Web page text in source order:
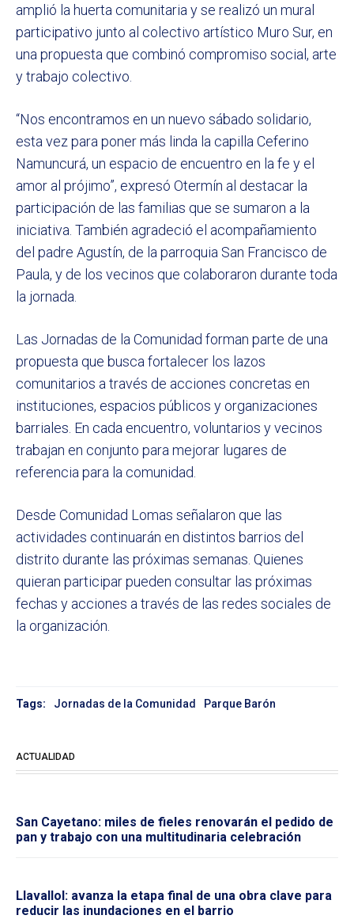
amplió la huerta comunitaria y se realizó un mural
participativo junto al colectivo artístico Muro Sur, en
una propuesta que combinó compromiso social, arte
y trabajo colectivo.
“Nos encontramos en un nuevo sábado solidario,
esta vez para poner más linda la capilla Ceferino
Namuncurá, un espacio de encuentro en la fe y el
amor al prójimo”, expresó Otermín al destacar la
participación de las familias que se sumaron a la
iniciativa. También agradeció el acompañamiento
del padre Agustín, de la parroquia San Francisco de
Paula, y de los vecinos que colaboraron durante toda
la jornada.
Las Jornadas de la Comunidad forman parte de una
propuesta que busca fortalecer los lazos
comunitarios a través de acciones concretas en
instituciones, espacios públicos y organizaciones
barriales. En cada encuentro, voluntarios y vecinos
trabajan en conjunto para mejorar lugares de
referencia para la comunidad.
Desde Comunidad Lomas señalaron que las
actividades continuarán en distintos barrios del
distrito durante las próximas semanas. Quienes
quieran participar pueden consultar las próximas
fechas y acciones a través de las redes sociales de
la organización.
Tags: Jornadas de la Comunidad Parque Barón
ACTUALIDAD
San Cayetano: miles de fieles renovarán el pedido de
pan y trabajo con una multitudinaria celebración
Llavallol: avanza la etapa final de una obra clave para
reducir las inundaciones en el barrio